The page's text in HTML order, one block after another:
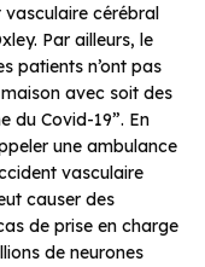
cérébral
Par ailleurs, le
patients n’ont pas
avec soit des
du Covid-19”. En
une ambulance
vasculaire
causer des
de prise en charge
de neurones